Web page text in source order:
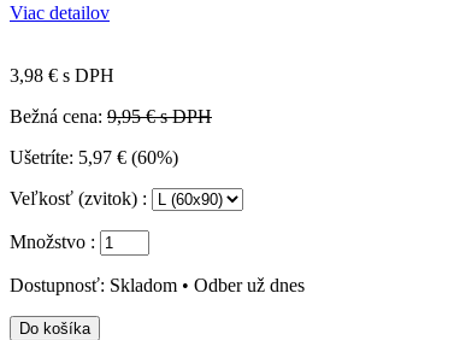
Viac detailov
3,98 € s DPH
Bežná cena: 9,95 € s DPH
Ušetríte: 5,97 € (60%)
Veľkosť (zvitok) :
Množstvo :
Dostupnosť: Skladom • Odber už dnes